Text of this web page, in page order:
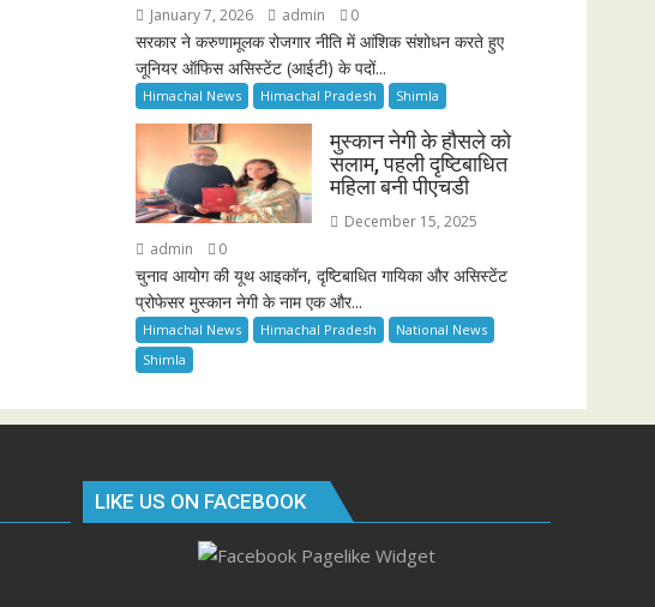
January 7, 2026 admin 0
सरकार ने करुणामूलक रोजगार नीति में आंशिक संशोधन करते हुए
जूनियर ऑफिस असिस्टेंट (आईटी) के पदों...
Himachal News Himachal Pradesh Shimla
मुस्कान नेगी के हौसले को
सलाम, पहली दृष्टिबाधित
महिला बनी पीएचडी
December 15, 2025
admin
0
चुनाव आयोग की यूथ आइकॉन, दृष्टिबाधित गायिका और असिस्टेंट
प्रोफेसर मुस्कान नेगी के नाम एक और...
Himachal News Himachal Pradesh
National News
Shimla
LIKE US ON FACEBOOK